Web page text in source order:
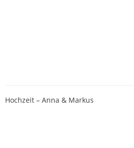
Hochzeit – Anna & Markus